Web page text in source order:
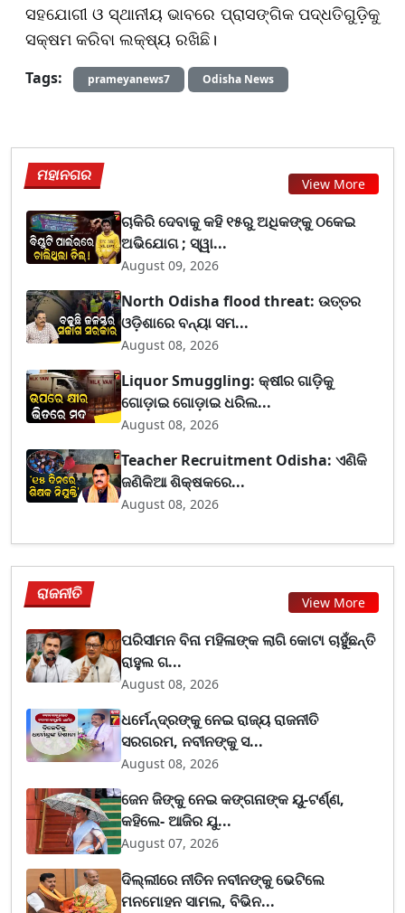
ସହଯୋଗୀ ଓ ସ୍ଥାନୀୟ ଭାବରେ ପ୍ରାସଙ୍ଗିକ ପଦ୍ଧତିଗୁଡ଼ିକୁ
ସକ୍ଷମ କରିବା ଲକ୍ଷ୍ୟ ରଖିଛି।
Tags: prameyanews7 Odisha News
ମହାନଗର View More
ଚାକିରି ଦେବାକୁ କହି ୧୫ରୁ ଅଧିକଙ୍କୁ ଠକେଇ
ଅଭିଯୋଗ ; ସ୍ୱା...
August 09, 2026
North Odisha flood threat: ଉତ୍ତର
ଓଡ଼ିଶାରେ ବନ୍ୟା ସମ...
August 08, 2026
Liquor Smuggling: କ୍ଷୀର ଗାଡ଼ିକୁ
ଗୋଡ଼ାଇ ଗୋଡ଼ାଇ ଧରିଲ...
August 08, 2026
Teacher Recruitment Odisha: ଏଣିକି
ଜଣିକିଆ ଶିକ୍ଷକରେ...
August 08, 2026
ରାଜନୀତି View More
ପରିସୀମନ ବିନା ମହିଳାଙ୍କ ଲାଗି କୋଟା ଚାହୁଁଛନ୍ତି
ରାହୁଲ ଗ...
August 08, 2026
ଧର୍ମେନ୍ଦ୍ରଙ୍କୁ ନେଇ ରାଜ୍ୟ ରାଜନୀତି
ସରଗରମ, ନବୀନଙ୍କୁ ସ...
August 08, 2026
ଜେନ ଜିଙ୍କୁ ନେଇ କଙ୍ଗନାଙ୍କ ୟୁ-ଟର୍ଣ୍ଣ,
କହିଲେ- ଆଜିର ଯୁ...
August 07, 2026
ଦିଲ୍ଲୀରେ ନୀତିନ ନବୀନଙ୍କୁ ଭେଟିଲେ
ମନମୋହନ ସାମଲ, ବିଭିନ...